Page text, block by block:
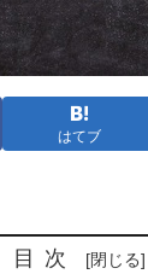
はてブ
目次